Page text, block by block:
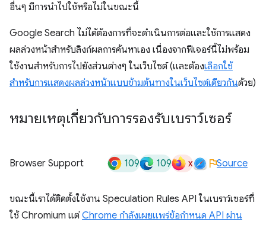
อื่นๆ มีการนำไปใช้หรือไม่ในขณะนี้
Google Search ไม่ได้ต้องการที่จะดำเนินการต่อและใช้การแสดง
ผลล่วงหน้าสำหรับลิงก์ผลการค้นหาเอง เนื่องจากฟีเจอร์นี้ไม่พร้อม
ใช้งานสำหรับการไปยังส่วนต่างๆ ในเว็บไซต์ (และต้องเลือกใช้
สำหรับการแสดงผลล่วงหน้าแบบข้ามต้นทางในเว็บไซต์เดียวกันด้วย)
หมายเหตุเกี่ยวกับการรองรับเบราว์เซอร์
Browser Support 109 109 x Source
ขณะนี้เราได้ติดตั้งใช้งาน Speculation Rules API ในเบราว์เซอร์ที่
ใช้ Chromium แต่ Chrome กำลังเผยแพร่ข้อกำหนด API ผ่าน